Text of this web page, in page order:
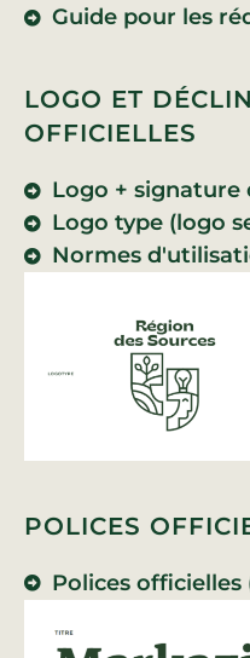
Guide pour les
LOGO ET
OFFICIELLES
Logo +
Logo type (logo
Normes
POLICES
Polices officielles